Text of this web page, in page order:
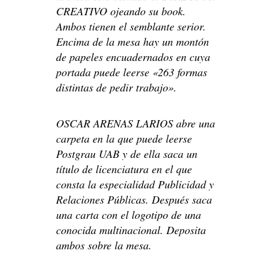
CREATIVO ojeando su book.
Ambos tienen el semblante serior.
Encima de la mesa hay un montón
de papeles encuadernados en cuya
portada puede leerse «263 formas
distintas de pedir trabajo».
OSCAR ARENAS LARIOS abre una
carpeta en la que puede leerse
Postgrau UAB y de ella saca un
título de licenciatura en el que
consta la especialidad Publicidad y
Relaciones Públicas. Después saca
una carta con el logotipo de una
conocida multinacional. Deposita
ambos sobre la mesa.